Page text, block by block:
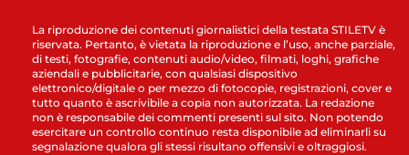
La riproduzione dei contenuti giornalistici della testata STILETV è
riservata. Pertanto, è vietata la riproduzione e l’uso, anche parziale,
di testi, fotografie, contenuti audio/video, filmati, loghi, grafiche
aziendali e pubblicitarie, con qualsiasi dispositivo
elettronico/digitale o per mezzo di fotocopie, registrazioni, cover e
tutto quanto è ascrivibile a copia non autorizzata. La redazione
non è responsabile dei commenti presenti sul sito. Non potendo
esercitare un controllo continuo resta disponibile ad eliminarli su
segnalazione qualora gli stessi risultano offensivi e oltraggiosi.